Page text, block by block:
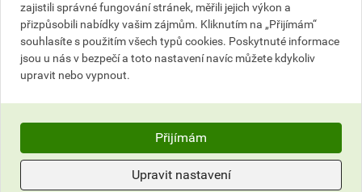
Cena s DPH
146,47 Kčza ks
Cena bez DPH
121,05 Kč za ks
Do košíku přidáte1 ksza146,47Kčs DPH
2151010220
Katalogový kód: ZPW7Z
zajistili správné fungování stránek, měřili jejich výkon a
přizpůsobili nabídky vašim zájmům. Kliknutím na „Přijímám“
souhlasíte s použitím všech typů cookies. Poskytnuté informace
jsou u nás v bezpečí a toto nastavení navíc můžete kdykoliv
upravit nebo vypnout.
Přijímám
Upravit nastavení